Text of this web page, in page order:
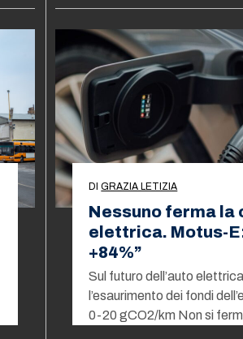
DIGRAZIA LETIZIA
Nessuno ferma la
elettrica. Motus-
+84%”
Sul futuro dell’auto
l’esaurimento dei fondi
0-20 gCO2/km Non si